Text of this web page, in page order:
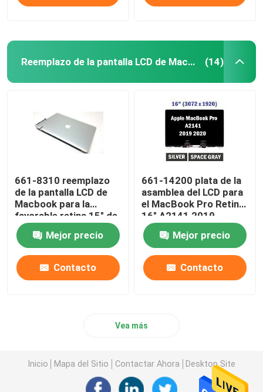
Reemplazo de la pantalla LCD de Macbook (14)
661-8310 reemplazo
de la pantalla LCD de
Macbook para la
favorable retina 15" de
Apple A1398 tarde
2013-2014Mejor precio
Contacto
661-14200 plata de la
asamblea del LCD para
el MacBook Pro Retina
16" A2141 2019
EMC3347
Mejor precio
Contacto
Vea más
Inicio Mapa del Sitio Contactar Ahora Desktop Site